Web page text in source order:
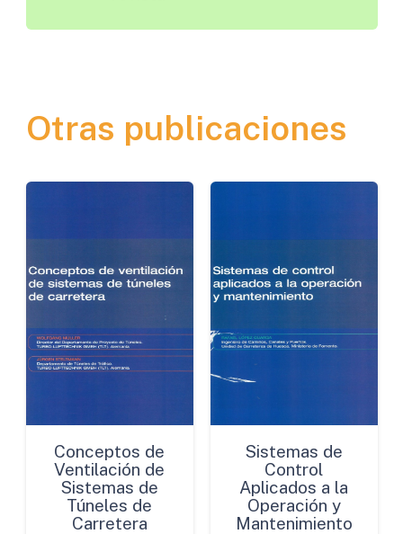
Otras publicaciones
Conceptos de
Ventilación de
Sistemas de
Túneles de
Carretera
Sistemas de
Control
Aplicados a la
Operación y
Mantenimiento